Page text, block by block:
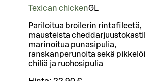
Texican chickenGL
Pariloitua broilerin rintafileetä,
mausteista
marinoitua punasipulia,
ranskanperunoita sekä
chiliä ja ruohosipulia